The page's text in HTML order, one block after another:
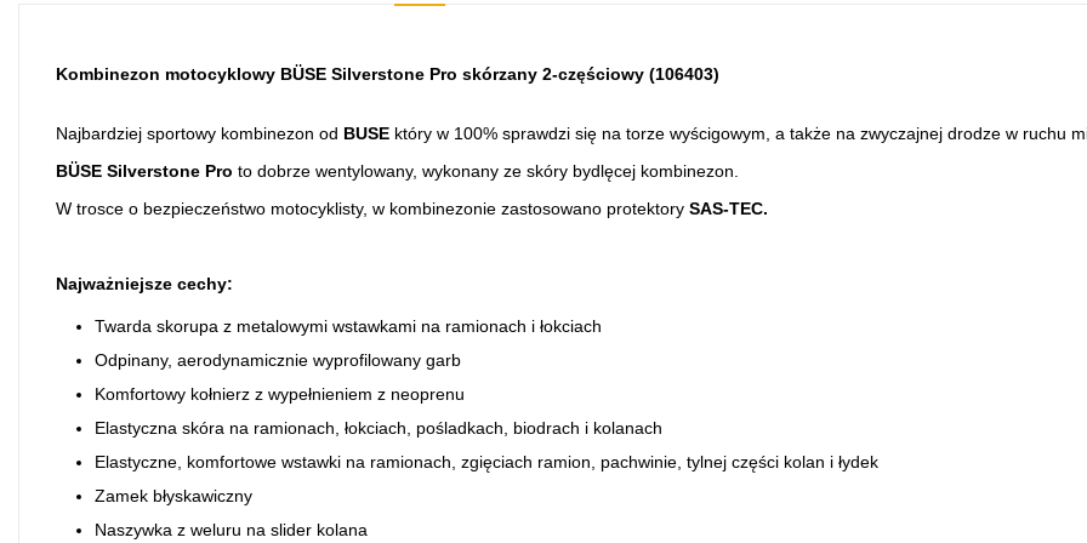
Kombinezon motocyklowy BÜSE Silverstone Pro skórzany 2-częściowy (106403)
Najbardziej sportowy kombinezon od BUSE który w 100% sprawdzi się na torze wyścigowym, a także na zwyczajnej drodze w ruchu
BÜSE Silverstone Pro to dobrze wentylowany, wykonany ze skóry bydlęcej kombinezon.
W trosce o bezpieczeństwo motocyklisty, w kombinezonie zastosowano protektory SAS-TEC.
Najważniejsze cechy:
Twarda skorupa z metalowymi wstawkami na ramionach i łokciach
Odpinany, aerodynamicznie wyprofilowany garb
Komfortowy kołnierz z wypełnieniem z neoprenu
Elastyczna skóra na ramionach, łokciach, pośladkach, biodrach i kolanach
Elastyczne, komfortowe wstawki na ramionach, zgięciach ramion, pachwinie, tylnej części kolan i łydek
Zamek błyskawiczny
Naszywka z weluru na slider kolana